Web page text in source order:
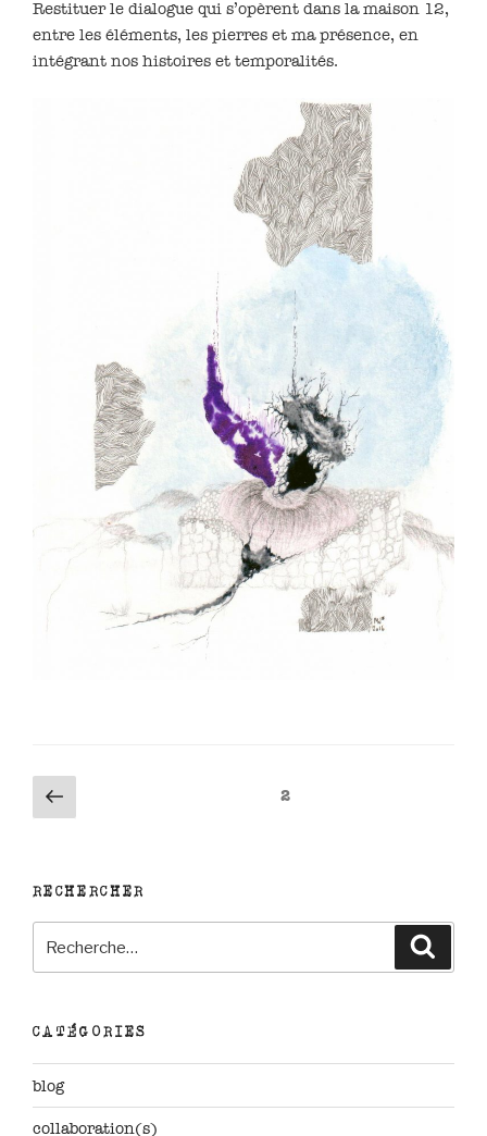
Restituer le dialogue qui s’opèrent dans la maison 12,
entre les éléments, les pierres et ma présence, en
intégrant nos histoires et temporalités.
Pagination
des
Page
précédente
Page2
RECHERCHER
CATÉGORIES
blog
collaboration(s)